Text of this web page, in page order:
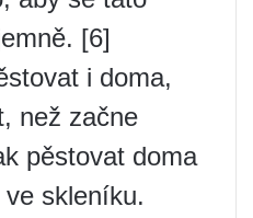
[6]
i doma,
než začne
pěstovat doma
skleníku.